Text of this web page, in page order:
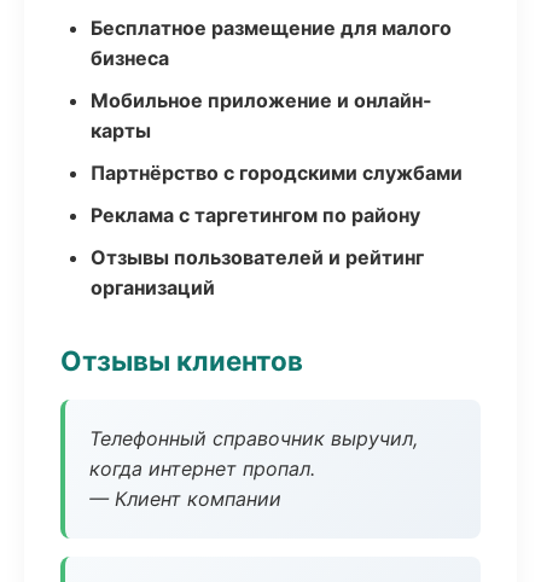
Бесплатное размещение для малого
бизнеса
Мобильное приложение и онлайн-
карты
Партнёрство с городскими службами
Реклама с таргетингом по району
Отзывы пользователей и рейтинг
организаций
Отзывы клиентов
Телефонный справочник выручил,
когда интернет пропал.
— Клиент компании